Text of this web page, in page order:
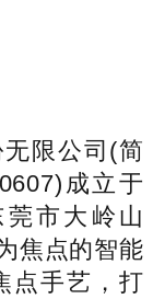
限公司(简
成立于
市大岭山
焦点的智能
点手艺，打